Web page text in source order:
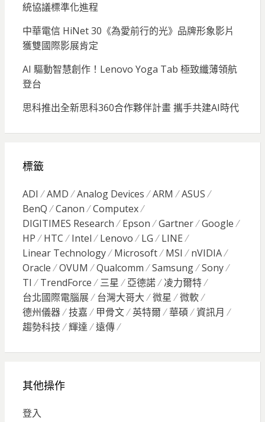
統協議標準化進程
中華電信 HiNet 30《為愛前行的光》品牌形象影片
獲雙國際影展肯定
AI 驅動智慧創作！Lenovo Yoga Tab 極致纖薄領航
登台
思科推出全新思科360合作夥伴計畫 攜手共建AI時代
標籤
ADI AMD Analog Devices ARM
ASUS
BenQ
Canon
Computex
DIGITIMES Research
Epson Gartner
Google
HP
HTC Intel Lenovo LG
LINE
Linear Technology
Microsoft MSI
nVIDIA
Oracle
OVUM Qualcomm Samsung
Sony
TI
TrendForce 三星 亞德諾
凌力爾特
台北國際電腦展
台灣大哥大 微星
微軟
德州儀器
技嘉 甲骨文 英特爾 華碩
資訊月
趨勢科技
輝達 遠傳
其他操作
登入